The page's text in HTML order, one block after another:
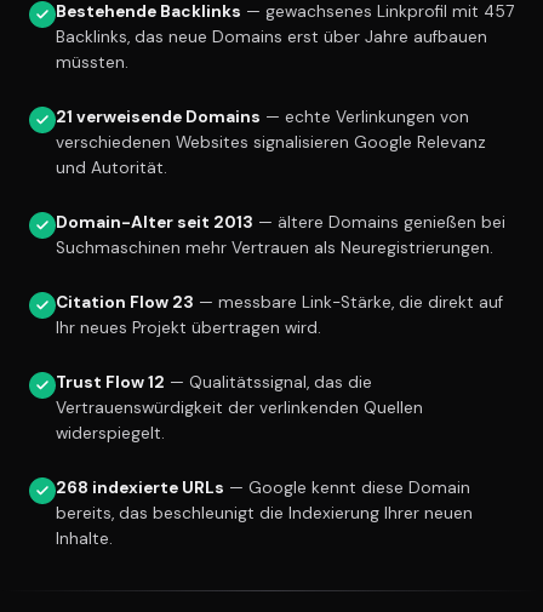
Bestehende Backlinks — gewachsenes Linkprofil mit 457
Backlinks, das neue Domains erst über Jahre aufbauen
müssten.
21 verweisende Domains — echte Verlinkungen von
verschiedenen Websites signalisieren Google Relevanz
und Autorität.
Domain-Alter seit 2013 — ältere Domains genießen bei
Suchmaschinen mehr Vertrauen als Neuregistrierungen.
Citation Flow 23 — messbare Link-Stärke, die direkt auf
Ihr neues Projekt übertragen wird.
Trust Flow 12 — Qualitätssignal, das die
Vertrauenswürdigkeit der verlinkenden Quellen
widerspiegelt.
268 indexierte URLs — Google kennt diese Domain
bereits, das beschleunigt die Indexierung Ihrer neuen
Inhalte.